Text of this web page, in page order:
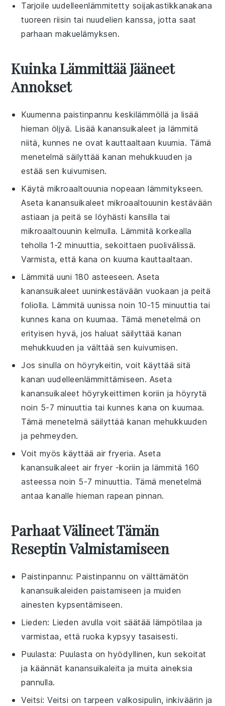
Tarjoile uudelleenlämmitetty soijakastikkanakana
tuoreenriisin tai nuudelien kanssa, jotta saat
parhaan makuelämyksen.
Kuinka Lämmittää Jääneet
Annokset
Kuumenna paistinpannu keskilämmöllä ja lisää
hieman öljyä. Lisääkanansuikaleet ja lämmitä
niitä, kunnes ne ovat kauttaaltaan kuumia. Tämä
menetelmä säilyttääkanan mehukkuuden ja
estää sen kuivumisen.
Käytämikroaaltouunia nopeaan lämmitykseen.
Asetakanansuikaleet mikroaaltouunin kestävään
astiaan ja peitä se löyhästi kansilla tai
mikroaaltouunin kelmulla. Lämmitä korkealla
teholla 1-2 minuuttia, sekoittaen puolivälissä.
Varmista, että kana on kuuma kauttaaltaan.
Lämmitäuuni 180 asteeseen. Aseta
kanansuikaleet uuninkestävään vuokaan ja peitä
foliolla. Lämmitä uunissa noin 10-15 minuuttia tai
kunnes kana on kuumaa. Tämä menetelmä on
erityisen hyvä, jos haluat säilyttää kanan
mehukkuuden ja välttää sen kuivumisen.
Jos sinulla on höyrykeitin, voit käyttää sitä
kanan uudelleenlämmittämiseen. Aseta
kanansuikaleet höyrykeittimen koriin ja höyrytä
noin 5-7 minuuttia tai kunneskana on kuumaa.
Tämä menetelmä säilyttää kanan mehukkuuden
ja pehmeyden.
Voit myös käyttääair fryeria. Aseta
kanansuikaleet air fryer -koriin ja lämmitä 160
asteessa noin 5-7 minuuttia. Tämä menetelmä
antaakanalle hieman rapean pinnan.
Parhaat Välineet Tämän
Reseptin Valmistamiseen
Paistinpannu: Paistinpannu on välttämätön
kanansuikaleiden paistamiseen ja muiden
ainesten kypsentämiseen.
Lieden: Lieden avulla voit säätää lämpötilaa ja
varmistaa, että ruoka kypsyy tasaisesti.
Puulasta: Puulasta on hyödyllinen, kun sekoitat
ja käännät kanansuikaleita ja muita aineksia
pannulla.
Veitsi: Veitsi on tarpeen valkosipulin, inkiväärin ja